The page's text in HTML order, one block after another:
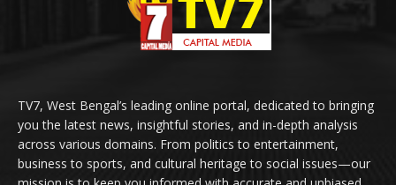
TV7, West Bengal’s leading online portal, dedicated to bringing
you the latest news, insightful stories, and in-depth analysis
across various domains. From politics to entertainment,
business to sports, and cultural heritage to social issues—our